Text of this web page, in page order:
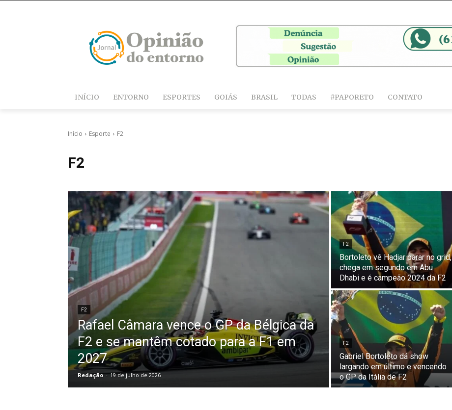
INÍCIO ENTORNO ESPORTES GOIÁS BRASIL TODAS #PAPORETO CONTATO
Início Esporte F2
F2
F2
Rafael Câmara vence o GP da Bélgica da
F2 e se mantêm cotado para a F1 em
2027
Redação - 19 de julho de 2026
F2
Bortoleto vê Hadjar parar no grid,
chega em segundo em Abu
Dhabi e é campeão 2024 da F2
F2
Gabriel Bortoleto dá show
largando em último e vencendo
o GP da Itália de F2